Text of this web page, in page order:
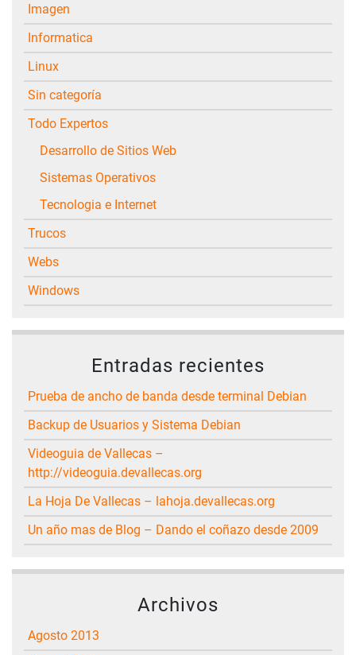
Imagen
Informatica
Linux
Sin categoría
Todo Expertos
Desarrollo de Sitios Web
Sistemas Operativos
Tecnologia e Internet
Trucos
Webs
Windows
Entradas recientes
Prueba de ancho de banda desde terminal Debian
Backup de Usuarios y Sistema Debian
Videoguia de Vallecas –
http://videoguia.devallecas.org
La Hoja De Vallecas – lahoja.devallecas.org
Un año mas de Blog – Dando el coñazo desde 2009
Archivos
agosto 2013